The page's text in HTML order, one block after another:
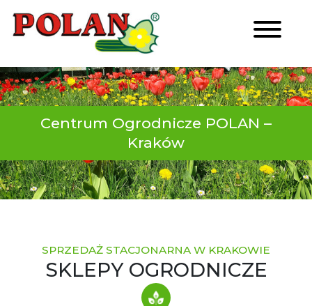
Centrum Ogrodnicze POLAN –
Kraków
SPRZEDAŻ STACJONARNA W KRAKOWIE
SKLEPY OGRODNICZE